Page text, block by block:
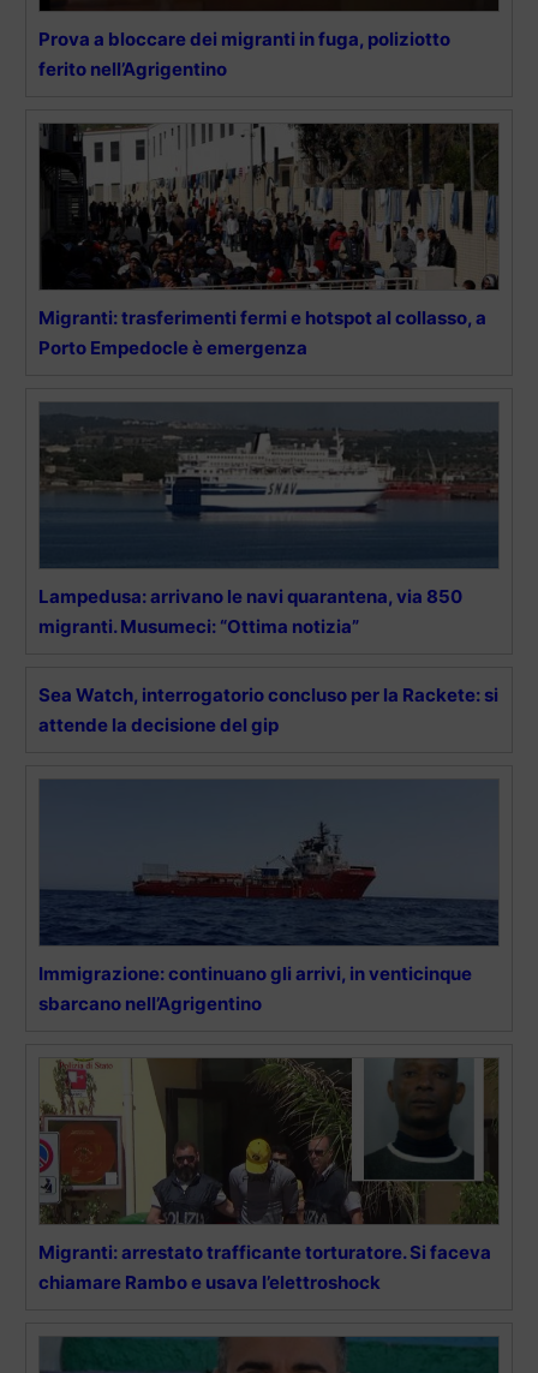
Prova a bloccare dei migranti in fuga, poliziotto
ferito nell’Agrigentino
Migranti: trasferimenti fermi e hotspot al collasso, a
Porto Empedocle è emergenza
Lampedusa: arrivano le navi quarantena, via 850
migranti. Musumeci: “Ottima notizia”
Sea Watch, interrogatorio concluso per la Rackete: si
attende la decisione del gip
Immigrazione: continuano gli arrivi, in venticinque
sbarcano nell’Agrigentino
Migranti: arrestato trafficante torturatore. Si faceva
chiamare Rambo e usava l’elettroshock